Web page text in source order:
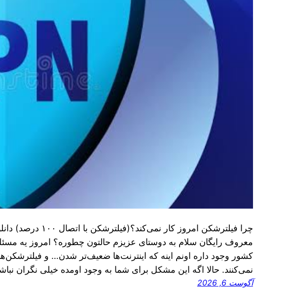
معروف رایگان سلام به دوستای عزیزم حالتون چطوره؟ امروز یه
کشور وجود داره اونم اینه که اینترنت‌ها ضعیف‌تر شدن… و
نمی‌کنند. حالا اگه این مشکل برای شما به وجود اومده خیلی نگران
آگوست 6, 2026